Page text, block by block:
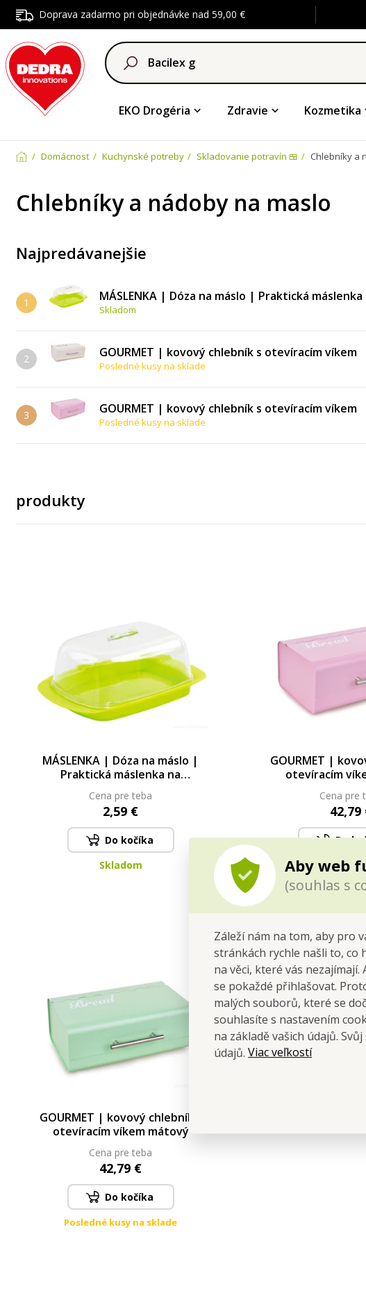
Doprava zadarmo pri objednávke nad 59,00 €
EKO Drogéria Zdravie Kozmetika
Aby web
(souhlas s
Záleží nám na tom, aby pro
stránkách rychle našli to, co
na věci, které vás
se pokaždé přihlašovat.
malých souborů, které se
souhlasíte s nastavením
na základě vašich údajů.
údajů.Viac veľkostí
Domácnosť Kuchynské potreby Skladovanie potravín 🍱 Chlebníky a
Chlebníky a nádoby na maslo
Najpredávanejšie
1 MÁSLENKA | Dóza na máslo | Praktická
Skladom
2 GOURMET | kovový chlebník s otevíracím víkem
Posledné kusy na sklade
3 GOURMET | kovový chlebník s otevíracím víkem
Posledné kusy na sklade
produkty
MÁSLENKA | Dóza na máslo |
Praktická máslenka na
servírování a uchování másla
Cena pre teba
2,59 €
Do kočíka
Skladom
GOURMET |
otevíracím
Cena pre
42,79
Do
Posledné kusy
GOURMET | kovový chlebník s
otevíracím víkem mátový
Cena pre teba
42,79 €
Do kočíka
Posledné kusy na sklade